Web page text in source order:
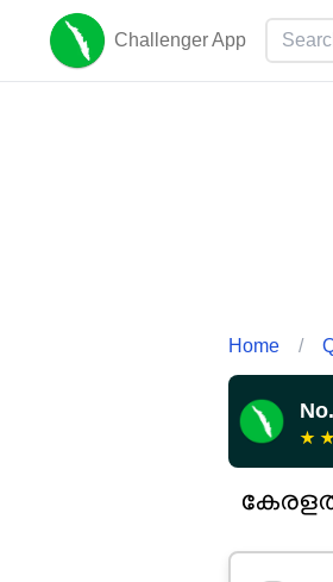
Challenger App
Home /
★ ★